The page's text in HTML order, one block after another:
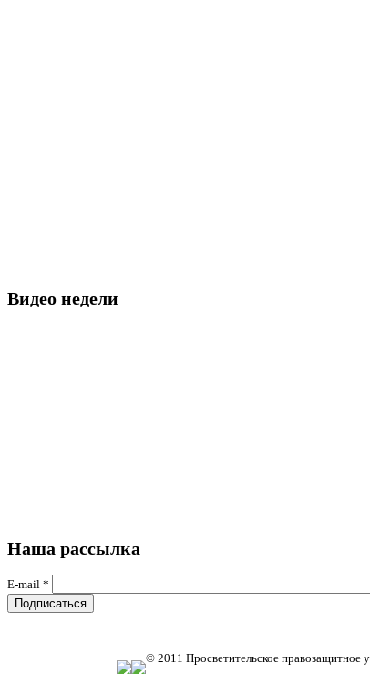
Видео недели
Наша рассылка
E-mail *
© 2011 Просветительское